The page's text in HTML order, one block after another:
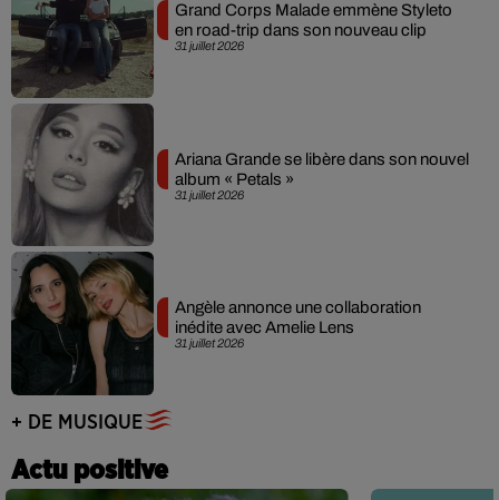
31 juillet 2026
Grand Corps Malade emmène Styleto
en road-trip dans son nouveau clip
31 juillet 2026
Ariana Grande se libère dans son nouvel
album « Petals »
31 juillet 2026
Angèle annonce une collaboration
inédite avec Amelie Lens
+ DE MUSIQUE
Actu positive